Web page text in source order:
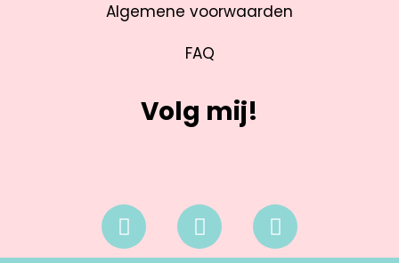
Algemene voorwaarden
FAQ
Volg mij!